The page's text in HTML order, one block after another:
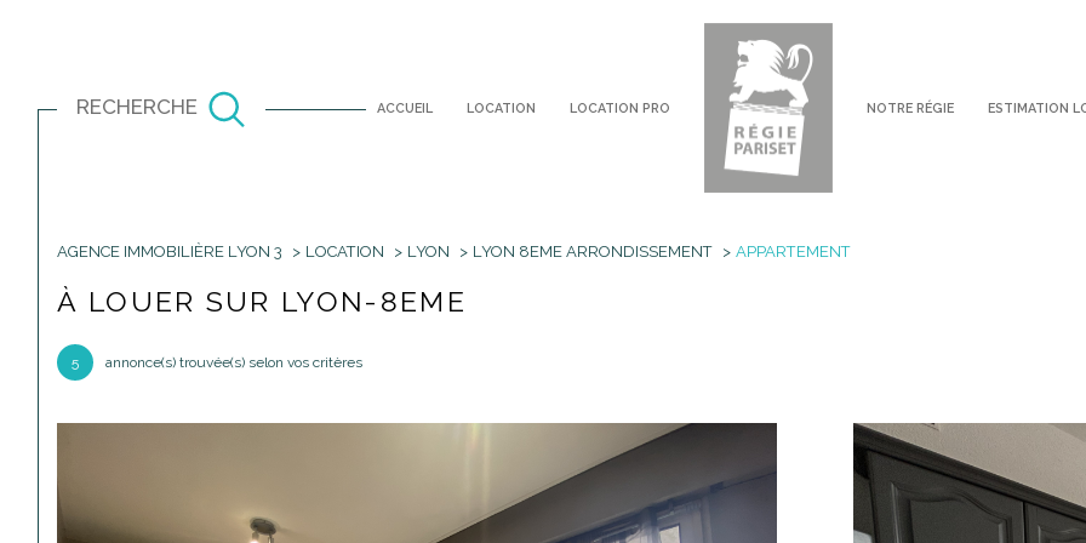
ACCUEIL LOCATION LOCATION PRO NOTRE RÉGIE ESTIMATION
RECHERCHE
Louer
AGENCE IMMOBILIÈRE LYON 3 LOCATION LYON LYON 8EME ARRONDISSEMENT APPARTEMENT
À LOUER SUR LYON-8EME
5 annonce(s) trouvée(s) selon vos critères